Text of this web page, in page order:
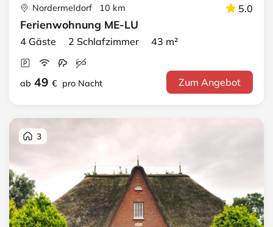
Nordermeldorf 10 km 5.0
Ferienwohnung ME-LU
4 Gäste 2 Schlafzimmer 43 m²
ab 49 € pro Nacht Zum Angebot
3